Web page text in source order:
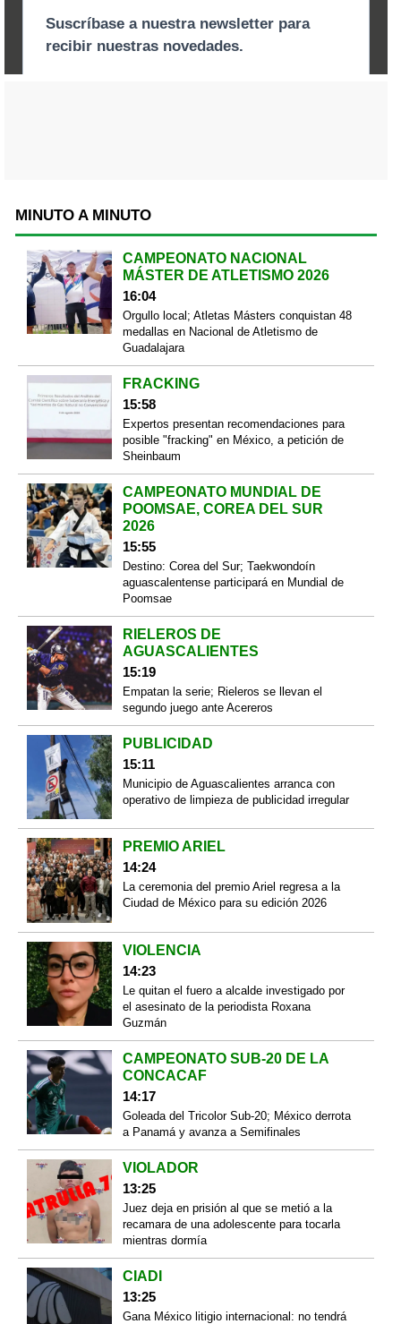
MINUTO A MINUTO
CAMPEONATO NACIONAL
MÁSTER DE ATLETISMO 2026
16:04
Orgullo local; Atletas Másters conquistan 48
medallas en Nacional de Atletismo de
Guadalajara
FRACKING
15:58
Expertos presentan recomendaciones para
posible "fracking" en México, a petición de
Sheinbaum
CAMPEONATO MUNDIAL DE
POOMSAE, COREA DEL SUR
2026
15:55
Destino: Corea del Sur; Taekwondoín
aguascalentense participará en Mundial de
Poomsae
RIELEROS DE
AGUASCALIENTES
15:19
Empatan la serie; Rieleros se llevan el
segundo juego ante Acereros
PUBLICIDAD
15:11
Municipio de Aguascalientes arranca con
operativo de limpieza de publicidad irregular
PREMIO ARIEL
14:24
La ceremonia del premio Ariel regresa a la
Ciudad de México para su edición 2026
VIOLENCIA
14:23
Le quitan el fuero a alcalde investigado por
el asesinato de la periodista Roxana
Guzmán
CAMPEONATO SUB-20 DE LA
CONCACAF
14:17
Goleada del Tricolor Sub-20; México derrota
a Panamá y avanza a Semifinales
VIOLADOR
13:25
Juez deja en prisión al que se metió a la
recamara de una adolescente para tocarla
mientras dormía
CIADI
13:25
Gana México litigio internacional: no tendrá